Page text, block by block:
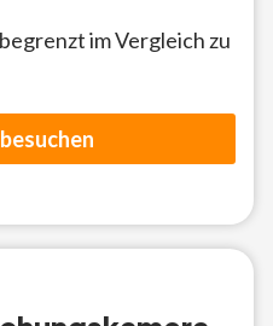
im Vergleich zu